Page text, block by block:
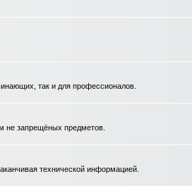
так и для профессионалов.
не запрещёных предметов.
технической информацией.